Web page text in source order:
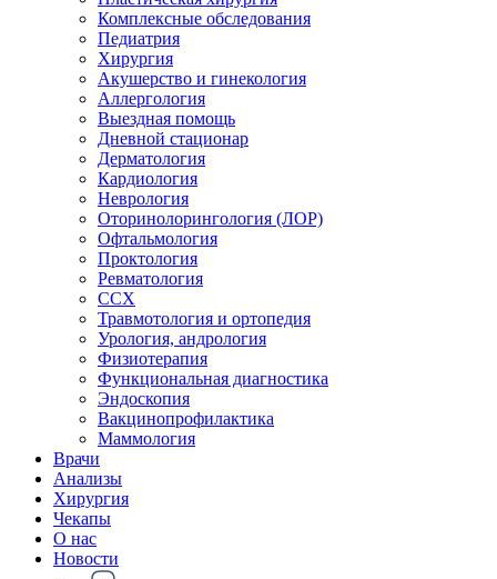
Комплексные обследования
Педиатрия
Хирургия
Акушерство и гинекология
Аллергология
Выездная помощь
Дневной стационар
Дерматология
Кардиология
Неврология
Оторинолорингология (ЛОР)
Офтальмология
Проктология
Ревматология
ССХ
Травмотология и ортопедия
Урология, андрология
Физиотерапия
Функциональная диагностика
Эндоскопия
Вакцинопрофилактика
Маммология
Врачи
Анализы
Хирургия
Чекапы
О нас
Новости